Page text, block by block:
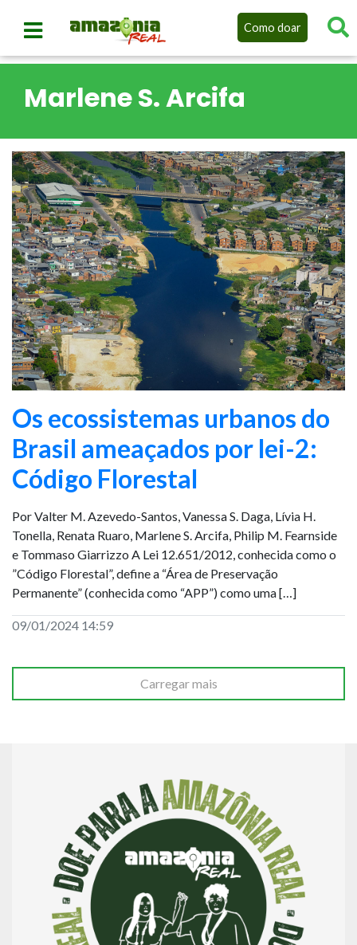
Como doar
Marlene S. Arcifa
Os ecossistemas urbanos do
Brasil ameaçados por lei-2:
Código Florestal
Por Valter M. Azevedo-Santos, Vanessa S. Daga, Lívia H.
Tonella, Renata Ruaro, Marlene S. Arcifa, Philip M. Fearnside
e Tommaso Giarrizzo A Lei 12.651/2012, conhecida como o
”Código Florestal”, define a “Área de Preservação
Permanente” (conhecida como “APP”) como uma […]
09/01/2024 14:59
Carregar mais